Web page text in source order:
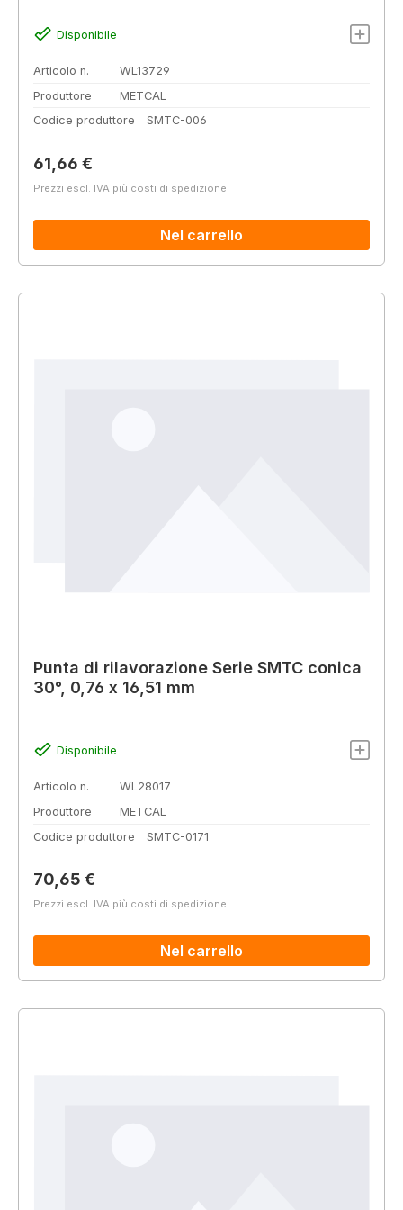
Disponibile
Articolo n.
WL13729
Produttore
METCAL
Codice produttore
SMTC-006
Prezzo normale:
61,66 €
Prezzi escl. IVA più costi di spedizione
Nel carrello
Punta di rilavorazione Serie SMTC conica
30°, 0,76 x 16,51 mm
Disponibile
Articolo n.
WL28017
Produttore
METCAL
Codice produttore
SMTC-0171
Prezzo normale:
70,65 €
Prezzi escl. IVA più costi di spedizione
Nel carrello